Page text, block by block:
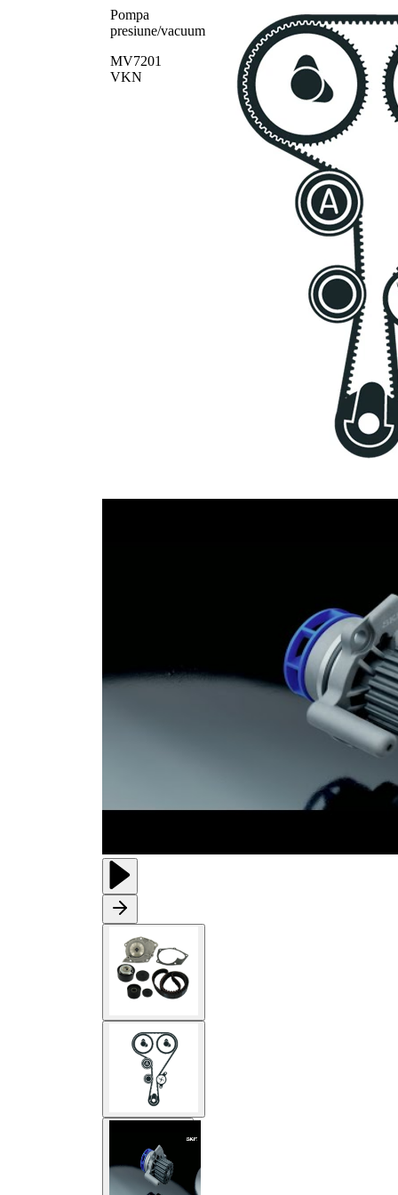
Pompa
presiune/vacuum
MV7201
VKN